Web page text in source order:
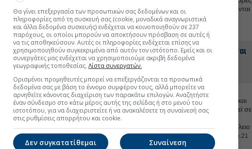
να ενισχύσει τη θέση της στο
16 Μαρ 2026 - 07:30
σε φυσικά καταστήματα, όταν βρίσκονται
εκτός σπιτιού.19 Φεβ 2026 - 14:55
πηγή χαράς και σύσφιγξης
αλλά και άγχους
ενός δώρου έχει
αξία, ωστόσο είναι και μια
αγχωτική. Έρευνα της Wolt
είδους δώρα προτιμούν οι
πώς αντιμετωπίζουν τις
Το Wolt Market επανασυστήνεται
ως πλήρες ψηφιακό σούπερ
μάρκετ
Το πρώτο κατάστημα στην Ελλάδα
λειτούργησε στο κέντρο της Αθήνας, και
σήμερα η παρουσία του έχει επεκταθεί σε
Θεσσαλονίκη, την Πάτρα και το Ηράκλειο
Κρήτης, με συνολικά 12 καταστήματα. 21
Οκτ 2025 - 14:23
Θα γίνει επεξεργασία των προσωπικών σας δεδομένων και οι
πληροφορίες από τη συσκευή σας (cookie, μοναδικά αναγνωριστικά
και άλλα δεδομένα συσκευής) ενδέχεται να κοινοποιηθούν σε 237
παρόχους, οι οποίοι μπορούν να αποκτήσουν πρόσβαση σε αυτές ή
να τις αποθηκεύσουν. Αυτές οι πληροφορίες ενδέχεται επίσης να
χρησιμοποιηθούν συγκεκριμένα από αυτόν τον ιστότοπο. Εμείς και οι
συνεργάτες μας ενδέχεται να χρησιμοποιούμε ακριβή δεδομένα
γεωγραφικής τοποθεσίας. Λίστα συνεργατών.
Ορισμένοι προμηθευτές μπορεί να επεξεργάζονται τα προσωπικά
δεδομένα σας με βάση το έννομο συμφέρον τους, αλλά μπορείτε να
αρνηθείτε κάνοντας διαχείριση των παρακάτω επιλογών. Αναζητήστε
έναν σύνδεσμο στο κάτω μέρος αυτής της σελίδας ή στο μενού του
ιστοτόπου, για να διαχειριστείτε ή να ανακαλέσετε τη συναίνεσή σας
στις ρυθμίσεις απορρήτου και cookie.
Συναίνεση
Δεν συγκατατίθεμαι